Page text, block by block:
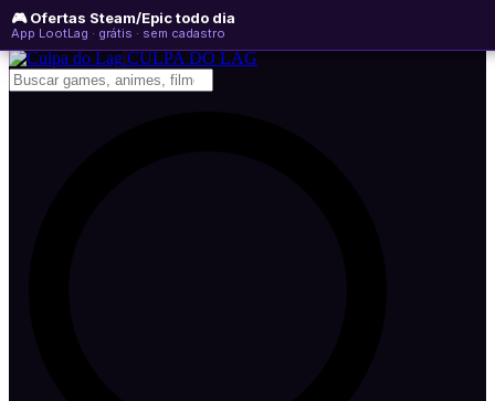
🎮 Ofertas Steam/Epic todo dia
App LootLag · grátis · sem cadastro
domingo, 09 de agosto de 2026 WhatsApp
Newsletter
CULPA DO LAG